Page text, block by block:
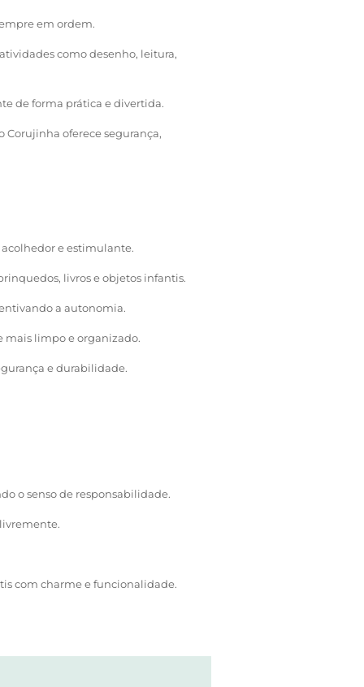
em ordem.
como desenho, leitura,
de forma prática e divertida.
oferece segurança,
e estimulante.
livros e objetos infantis.
a autonomia.
mais limpo e organizado.
e durabilidade.
o senso de responsabilidade.
com charme e funcionalidade.